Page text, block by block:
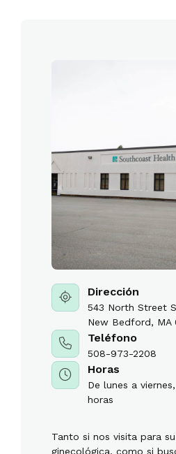
Dirección
543 North Street
New Bedford, MA
Teléfono
508-973-2208
Horas
De lunes a
horas
Tanto si nos visita para
ginecológica, como si